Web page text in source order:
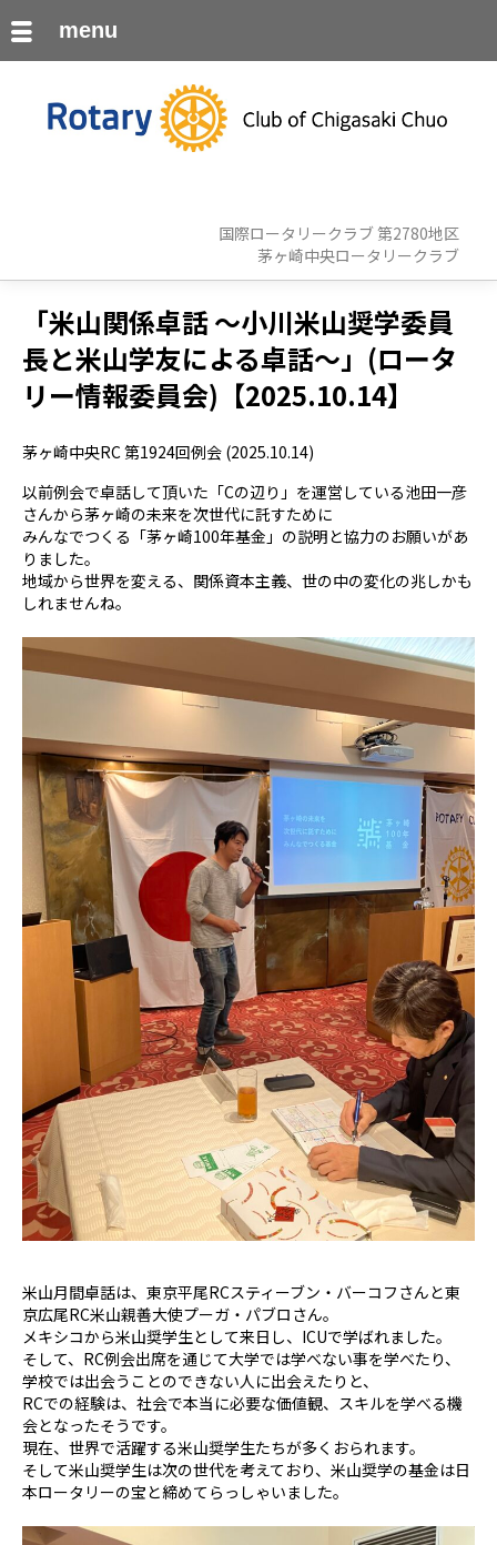
国際ロータリークラブ 第2780地区
茅ヶ崎中央ロータリークラブ
「米山関係卓話 ～小川米山奨学委員
長と米山学友による卓話～」(ロータ
リー情報委員会)【2025.10.14】
茅ヶ崎中央RC 第1924回例会 (2025.10.14)
以前例会で卓話して頂いた「Cの辺り」を運営している池田一彦
さんから茅ヶ崎の未来を次世代に託すために
みんなでつくる「茅ヶ崎100年基金」の説明と協力のお願いがあ
りました。
地域から世界を変える、関係資本主義、世の中の変化の兆しかも
しれませんね。
米山月間卓話は、東京平尾RCスティーブン・バーコフさんと東
京広尾RC米山親善大使プーガ・パブロさん。
メキシコから米山奨学生として来日し、ICUで学ばれました。
そして、RC例会出席を通じて大学では学べない事を学べたり、
学校では出会うことのできない人に出会えたりと、
RCでの経験は、社会で本当に必要な価値観、スキルを学べる機
会となったそうです。
現在、世界で活躍する米山奨学生たちが多くおられます。
そして米山奨学生は次の世代を考えており、米山奨学の基金は日
本ロータリーの宝と締めてらっしゃいました。
menu